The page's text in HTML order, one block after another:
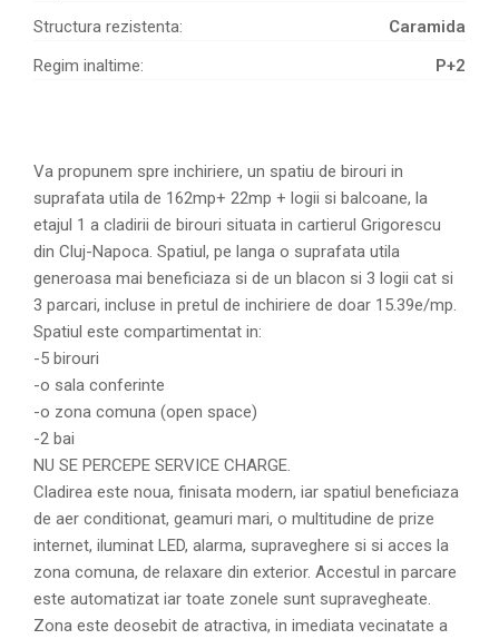
Structura rezistenta:
Caramida
Regim inaltime:
P+2
Va propunem spre inchiriere, un spatiu de birouri in
suprafata utila de 162mp+ 22mp + logii si balcoane, la
etajul 1 a cladirii de birouri situata in cartierul Grigorescu
din Cluj-Napoca. Spatiul, pe langa o suprafata utila
generoasa mai beneficiaza si de un blacon si 3 logii cat si
3 parcari, incluse in pretul de inchiriere de doar 15.39e/mp.
Spatiul este compartimentat in:
-5 birouri
-o sala conferinte
-o zona comuna (open space)
-2 bai
NU SE PERCEPE SERVICE CHARGE.
Cladirea este noua, finisata modern, iar spatiul beneficiaza
de aer conditionat, geamuri mari, o multitudine de prize
internet, iluminat LED, alarma, supraveghere si si acces la
zona comuna, de relaxare din exterior. Accestul in parcare
este automatizat iar toate zonele sunt supravegheate.
Zona este deosebit de atractiva, in imediata vecinatate a